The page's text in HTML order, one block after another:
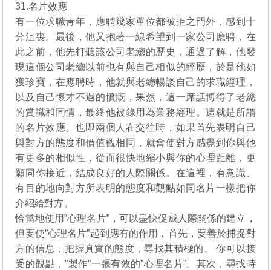
31.名片效應
有一位求職青年，應聘幾家單位都被拒之門外，感到十
分沮喪。最後，他又抱著一線希望到一家公司應聘，在
此之前，他先打聽該公司老總的歷史，通過了解，他發
現這個公司老總以前也有與自己相似的經歷，於是他如
獲珍寶，在應聘時，他就與老總暢談自己的求職經理，
以及自己懷才不遇的憤慨，果然，這一席話博得了老總
的賞識和同情，最終他被錄用為業務經理。這就是所謂
的名片效應。也即兩個人在交往時，如果首先表明自己
與對方的態度和價值觀相同，就會使對方感覺到你與他
有更多的相似性，從而很快地縮小與你的心理距離，更
願同你接近，結成良好的人際關係。在這裡，有意識、
有目的地向對方所表明的態度和觀點如同名片一樣把你
介紹給對方。
恰當地使用”心理名片”，可以盡快促成人際關係的建立，
但要使”心理名片”起到應有的作用，首先，要善於捕捉對
方的信息，把握真實的態度，尋找其積極的、 你可以接
受的觀點，”製作”一張有效的”心理名片”。其次，尋找時